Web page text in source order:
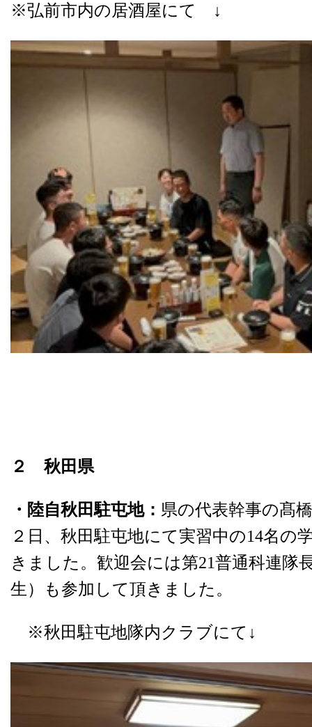
※弘前市内の居酒屋にて ↓
２ 秋田県
・陸自秋田駐屯地： 県の代表幹事の髙
２日、秋田駐屯地にて実習中の14名の
きました。歓迎会には第21普通科連隊
生）も参加して頂きました。
※秋田駐屯地隊内クラブにて↓